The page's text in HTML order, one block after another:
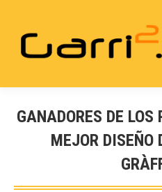
GANADORES DE
MEJOR DISEÑO